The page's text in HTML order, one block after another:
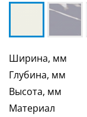
Ширина, мм
Глубина, мм
Высота, мм
Материал